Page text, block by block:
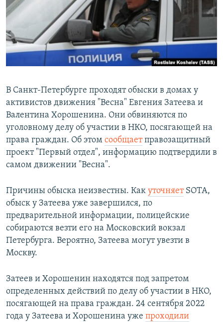
РАСПИСАНИЕ ВЕЩАНИЯ
ПОДПИШИТЕСЬ НА РАССЫЛКУ
СОЦИАЛЬНЫЕ СЕТИ
Все сайты РСЕ/РС
В Санкт-Петербурге проходят обыски в домах у
активистов движения "Весна" Евгения Затеева и
Валентина Хорошенина. Они обвиняются по
уголовному делу об участии в НКО, посягающей на
права граждан. Об этом сообщаетправозащитный
проект "Первый отдел", информацию подтвердили в
самом движении "Весна".
Причины обыска неизвестны. Как уточняетSOTA,
обыск у Затеева уже завершился, по
предварительной информации, полицейские
собираются везти его на Московский вокзал
Петербурга. Вероятно, Затеева могут увезти в
Москву.
Затеев и Хорошенин находятся под запретом
определенных действий по делу об участии в НКО,
посягающей на права граждан. 24 сентября 2022
года у Затеева и Хорошенина уже проходили